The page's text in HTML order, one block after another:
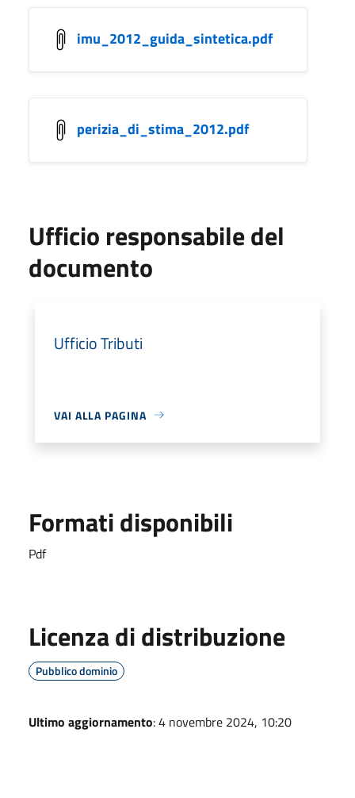
imu_2012_guida_sintetica.pdf
perizia_di_stima_2012.pdf
Ufficio responsabile del
documento
Ufficio Tributi
VAI ALLA PAGINA
Formati disponibili
Pdf
Licenza di distribuzione
Pubblico dominio
Ultimo aggiornamento: 4 novembre 2024, 10:20